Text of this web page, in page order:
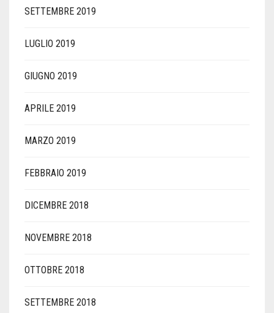
SETTEMBRE 2019
LUGLIO 2019
GIUGNO 2019
APRILE 2019
MARZO 2019
FEBBRAIO 2019
DICEMBRE 2018
NOVEMBRE 2018
OTTOBRE 2018
SETTEMBRE 2018